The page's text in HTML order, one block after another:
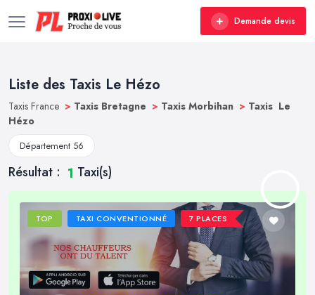
Demande devis
Liste des Taxis Le Hézo
Taxis France > Taxis Bretagne > Taxis Morbihan > Taxis Le
Hézo
Département 56
Résultat : 1 Taxi(s)
TOP TAXI CONVENTIONNÉ 7 PLACES